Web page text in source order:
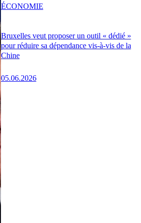
Bruxelles veut proposer un outil « dédié »
pour réduire sa dépendance vis-à-vis de la
Chine
05.06.2026
ÉCONOMIE